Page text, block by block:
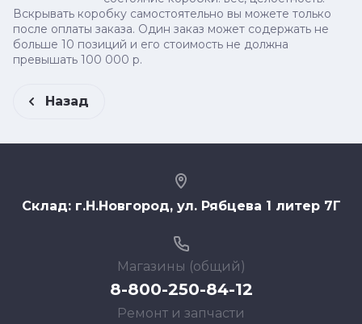
Вскрывать коробку самостоятельно вы можете только
после оплаты заказа. Один заказ может содержать не
больше 10 позиций и его стоимость не должна
превышать 100 000 р.
Назад
Склад: г.Н.Новгород, ул. Рябцева 1 литер 7Г
Магазины (общий)
8-800-250-84-12
Ремонт и запчасти